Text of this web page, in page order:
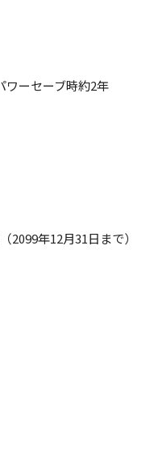
ワーセーブ時約2年
2099年12月31日まで）